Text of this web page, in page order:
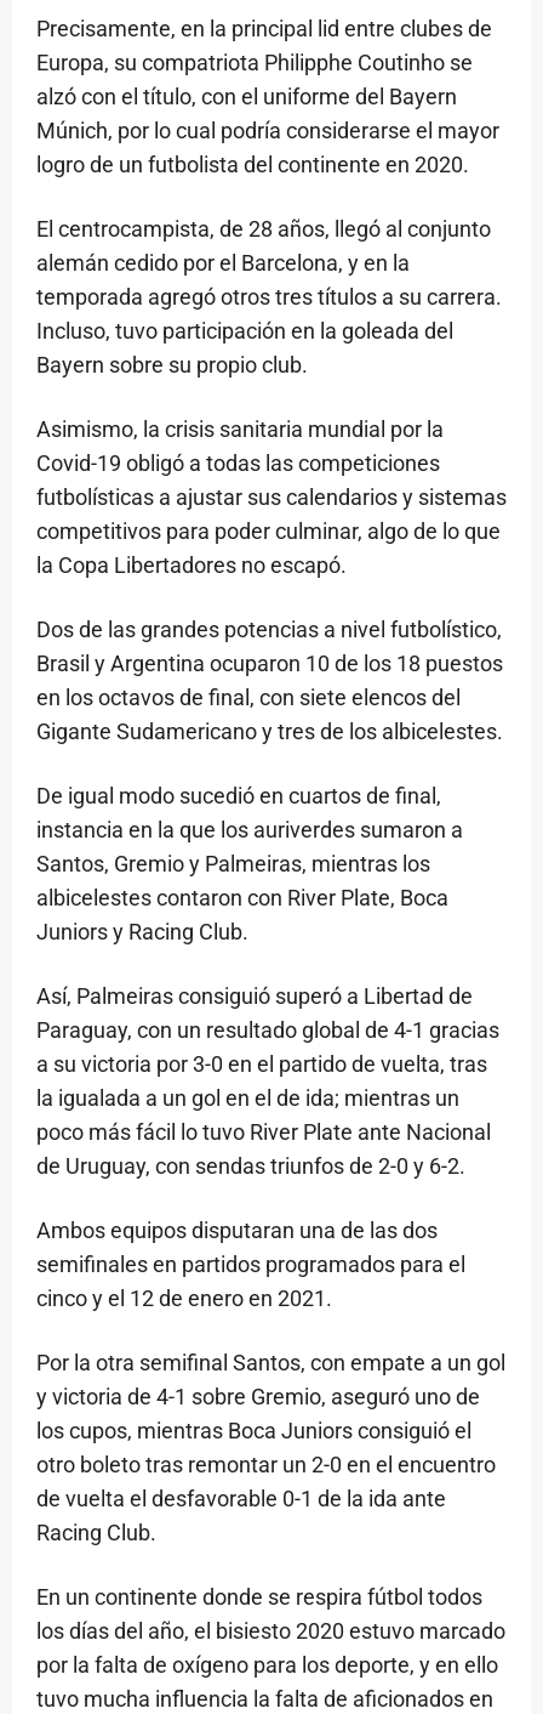
Precisamente, en la principal lid entre clubes de
Europa, su compatriota Philipphe Coutinho se
alzó con el título, con el uniforme del Bayern
Múnich, por lo cual podría considerarse el mayor
logro de un futbolista del continente en 2020.
El centrocampista, de 28 años, llegó al conjunto
alemán cedido por el Barcelona, y en la
temporada agregó otros tres títulos a su carrera.
Incluso, tuvo participación en la goleada del
Bayern sobre su propio club.
Asimismo, la crisis sanitaria mundial por la
Covid-19 obligó a todas las competiciones
futbolísticas a ajustar sus calendarios y sistemas
competitivos para poder culminar, algo de lo que
la Copa Libertadores no escapó.
Dos de las grandes potencias a nivel futbolístico,
Brasil y Argentina ocuparon 10 de los 18 puestos
en los octavos de final, con siete elencos del
Gigante Sudamericano y tres de los albicelestes.
De igual modo sucedió en cuartos de final,
instancia en la que los auriverdes sumaron a
Santos, Gremio y Palmeiras, mientras los
albicelestes contaron con River Plate, Boca
Juniors y Racing Club.
Así, Palmeiras consiguió superó a Libertad de
Paraguay, con un resultado global de 4-1 gracias
a su victoria por 3-0 en el partido de vuelta, tras
la igualada a un gol en el de ida; mientras un
poco más fácil lo tuvo River Plate ante Nacional
de Uruguay, con sendas triunfos de 2-0 y 6-2.
Ambos equipos disputaran una de las dos
semifinales en partidos programados para el
cinco y el 12 de enero en 2021.
Por la otra semifinal Santos, con empate a un gol
y victoria de 4-1 sobre Gremio, aseguró uno de
los cupos, mientras Boca Juniors consiguió el
otro boleto tras remontar un 2-0 en el encuentro
de vuelta el desfavorable 0-1 de la ida ante
Racing Club.
En un continente donde se respira fútbol todos
los días del año, el bisiesto 2020 estuvo marcado
por la falta de oxígeno para los deporte, y en ello
tuvo mucha influencia la falta de aficionados en